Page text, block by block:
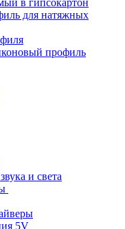
в гипсокартон
для натяжных
профиль
и света
5V